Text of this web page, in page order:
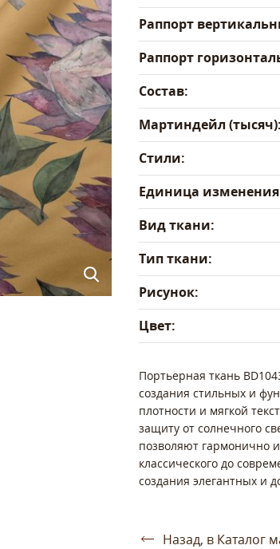
Раппорт
Раппорт
Состав:
Мартиндейл (тысяч):
Стили:
Единица
Вид ткани:
Тип ткани:
Рисунок:
Цвет:
Портьерная ткань
создания стильных и
плотности и мягкой
защиту от солнечного
позволяют гармонично
классического до
создания элегантных и
Назад, в Каталог